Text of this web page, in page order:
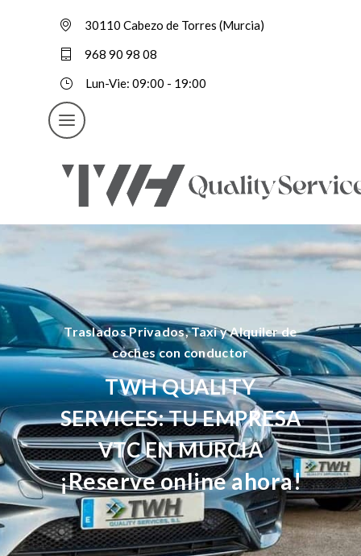
30110 Cabezo de Torres (Murcia)
968 90 98 08
Lun-Vie: 09:00 - 19:00
Traslados Privados, Taxi y Alquiler de
coches con conductor
TWH QUALITY
SERVICES: TU EMPRESA
VTC EN MURCIA
¡Reserve online ahora!